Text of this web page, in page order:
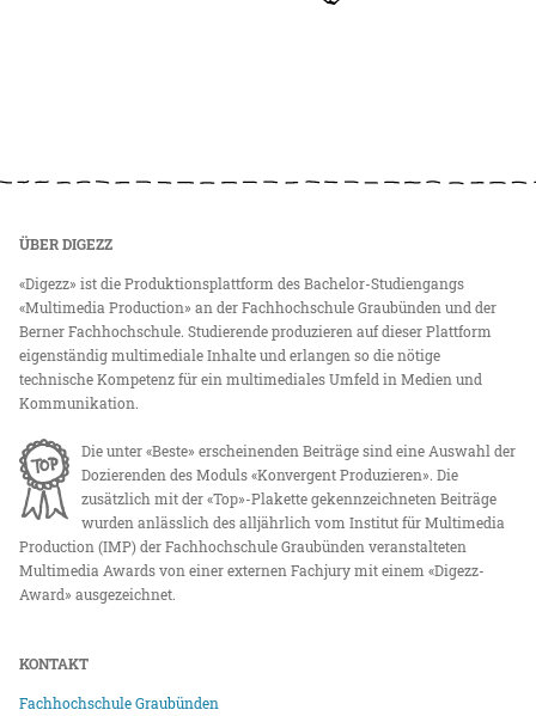
ÜBER DIGEZZ
«Digezz» ist die Produktionsplattform des Bachelor-Studiengangs
«Multimedia Production» an der Fachhochschule Graubünden und der
Berner Fachhochschule. Studierende produzieren auf dieser Plattform
eigenständig multimediale Inhalte und erlangen so die nötige
technische Kompetenz für ein multimediales Umfeld in Medien und
Kommunikation.
Die unter «Beste» erscheinenden Beiträge sind eine Auswahl der
Dozierenden des Moduls «Konvergent Produzieren». Die
zusätzlich mit der «Top»-Plakette gekennzeichneten Beiträge
wurden anlässlich des alljährlich vom Institut für Multimedia
Production (IMP) der Fachhochschule Graubünden veranstalteten
Multimedia Awards von einer externen Fachjury mit einem «Digezz-
Award» ausgezeichnet.
KONTAKT
Fachhochschule Graubünden